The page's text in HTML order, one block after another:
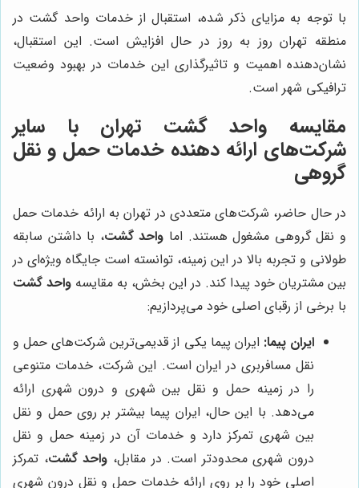
با توجه به مزایای ذکر شده، استقبال از خدمات واحد گشت در
منطقه تهران روز به روز در حال افزایش است. این استقبال،
نشان‌دهنده اهمیت و تاثیرگذاری این خدمات در بهبود وضعیت
ترافیکی شهر است.
مقایسه واحد گشت تهران با سایر
شرکت‌های ارائه دهنده خدمات حمل و نقل
گروهی
در حال حاضر، شرکت‌های متعددی در تهران به ارائه خدمات حمل
و نقل گروهی مشغول هستند. اما واحد گشت، با داشتن سابقه
طولانی و تجربه بالا در این زمینه، توانسته است جایگاه ویژه‌ای در
بین مشتریان خود پیدا کند. در این بخش، به مقایسه واحد گشت
با برخی از رقبای اصلی خود می‌پردازیم:
ایران پیما: ایران پیما یکی از قدیمی‌ترین شرکت‌های حمل و
نقل مسافربری در ایران است. این شرکت، خدمات متنوعی
را در زمینه حمل و نقل بین شهری و درون شهری ارائه
می‌دهد. با این حال، ایران پیما بیشتر بر روی حمل و نقل
بین شهری تمرکز دارد و خدمات آن در زمینه حمل و نقل
درون شهری محدودتر است. در مقابل، واحد گشت، تمرکز
اصلی خود را بر روی ارائه خدمات حمل و نقل درون شهری